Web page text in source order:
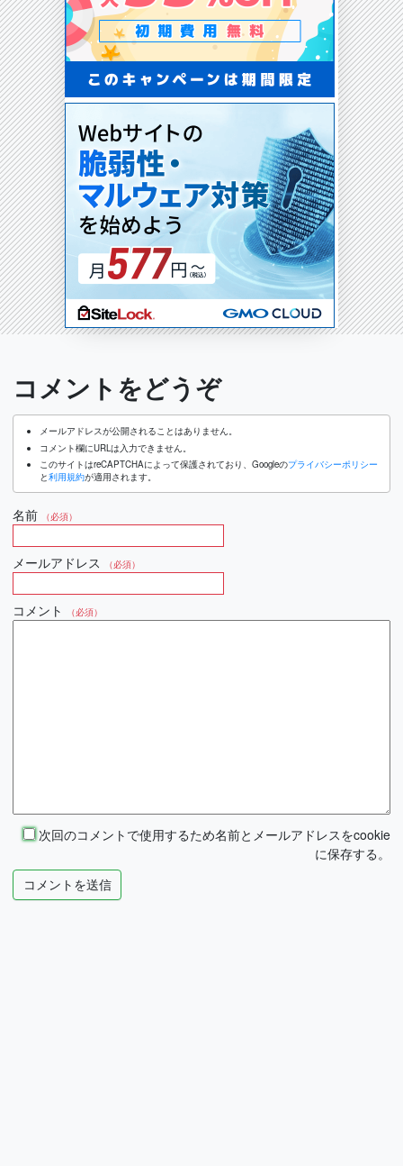
コメントをどうぞ
メールアドレスが公開されることはありません。
コメント欄にURLは入力できません。
このサイトはreCAPTCHAによって保護されており、Googleのプライバシーポリシー
と利用規約が適用されます。
名前 （必須）
メールアドレス （必須）
コメント （必須）
次回のコメントで使用するため名前とメールアドレスをcookie
に保存する。